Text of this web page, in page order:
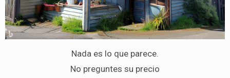
Nada es lo que parece.
No preguntes su precio